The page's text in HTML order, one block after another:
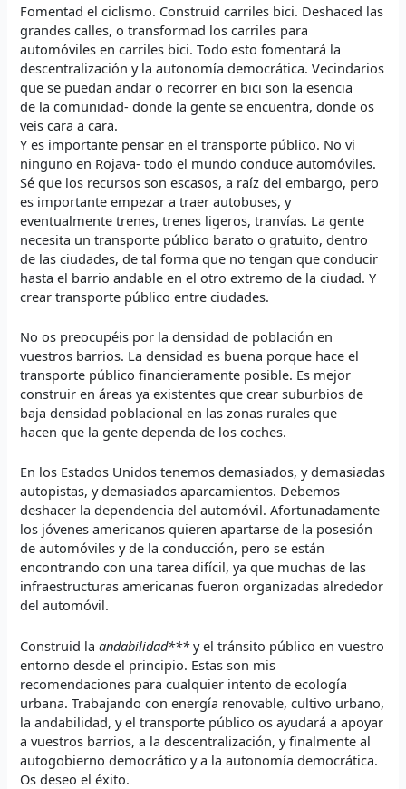
Fomentad el ciclismo. Construid carriles bici. Deshaced las
grandes calles, o transformad los carriles para
automóviles en carriles bici. Todo esto fomentará la
descentralización y la autonomía democrática. Vecindarios
que se puedan andar o recorrer en bici son la esencia
de la comunidad- donde la gente se encuentra, donde os
veis cara a cara.
Y es importante pensar en el transporte público. No vi
ninguno en Rojava- todo el mundo conduce automóviles.
Sé que los recursos son escasos, a raíz del embargo, pero
es importante empezar a traer autobuses, y
eventualmente trenes, trenes ligeros, tranvías. La gente
necesita un transporte público barato o gratuito, dentro
de las ciudades, de tal forma que no tengan que conducir
hasta el barrio andable en el otro extremo de la ciudad. Y
crear transporte público entre ciudades.
No os preocupéis por la densidad de población en
vuestros barrios. La densidad es buena porque hace el
transporte público financieramente posible. Es mejor
construir en áreas ya existentes que crear suburbios de
baja densidad poblacional en las zonas rurales que
hacen que la gente dependa de los coches.
En los Estados Unidos tenemos demasiados, y demasiadas
autopistas, y demasiados aparcamientos. Debemos
deshacer la dependencia del automóvil. Afortunadamente
los jóvenes americanos quieren apartarse de la posesión
de automóviles y de la conducción, pero se están
encontrando con una tarea difícil, ya que muchas de las
infraestructuras americanas fueron organizadas alrededor
del automóvil.
Construid laandabilidad***y el tránsito público en vuestro
entorno desde el principio. Estas son mis
recomendaciones para cualquier intento de ecología
urbana. Trabajando con energía renovable, cultivo urbano,
la andabilidad, y el transporte público os ayudará a apoyar
a vuestros barrios, a la descentralización, y finalmente al
autogobierno democrático y a la autonomía democrática.
Os deseo el éxito.